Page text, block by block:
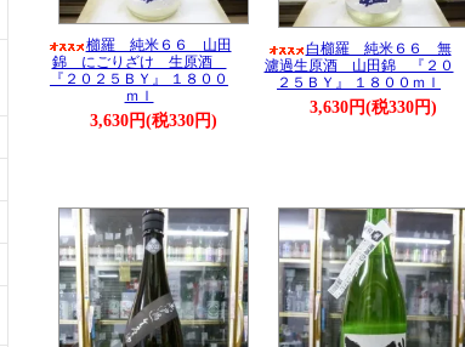
櫛羅 純米６６ 山田
錦 にごりざけ 生原酒
『２０２５ＢＹ』 １８００
ｍｌ
3,630円(税330円)
白櫛羅 純米６６ 無
濾過生原酒 山田錦 『２０
２５ＢＹ』 １８００ｍｌ
3,630円(税330円)